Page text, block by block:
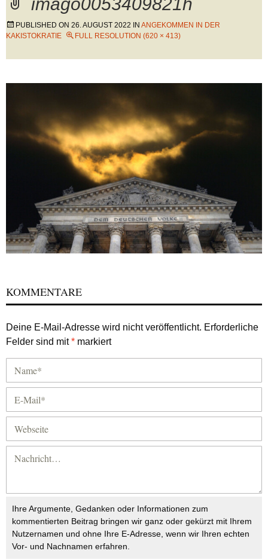
PUBLISHED ON 26. AUGUST 2022 IN ANGEKOMMEN IN DER
KAKISTOKRATIE
FULL RESOLUTION (620 × 413)
KOMMENTARE
Deine E-Mail-Adresse wird nicht veröffentlicht. Erforderliche
Felder sind mit* markiert
Ihre Argumente, Gedanken oder Informationen zum
kommentierten Beitrag bringen wir ganz oder gekürzt mit Ihrem
Nutzernamen und ohne Ihre E-Adresse, wenn wir Ihren echten
Vor- und Nachnamen erfahren.